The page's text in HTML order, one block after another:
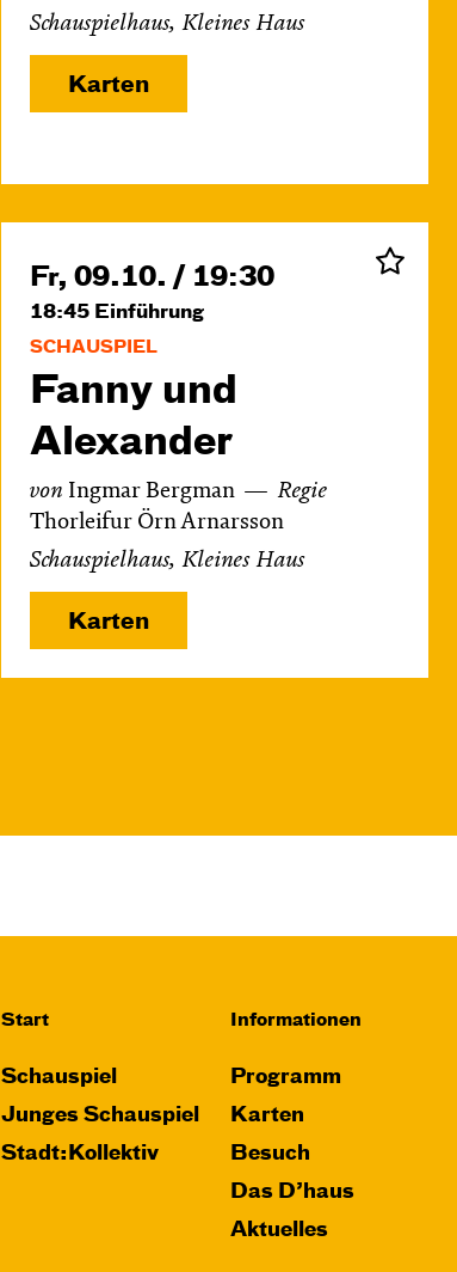
Schauspielhaus, Kleines Haus
Karten
Fr, 09.10. / 19:30
18:45 Einführung
SCHAUSPIEL
Fanny und
Alexander
von Ingmar Bergman
Regie
Thorleifur Örn Arnarsson
Schauspielhaus, Kleines Haus
Karten
Start
Schauspiel
Junges Schauspiel
Stadt:Kollektiv
Informationen
Programm
Karten
Besuch
Das D’haus
Aktuelles